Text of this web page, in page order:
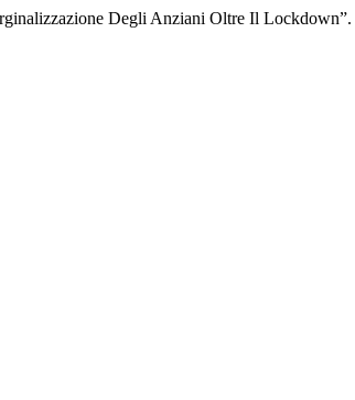
Degli Anziani Oltre Il Lockdown”.